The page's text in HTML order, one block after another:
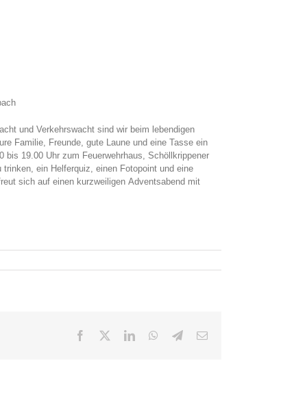
und Verkehrswacht sind wir beim lebendigen
Familie, Freunde, gute Laune und eine Tasse ein
bis 19.00 Uhr zum Feuerwehrhaus, Schöllkrippener
ein Helferquiz, einen Fotopoint und eine
sich auf einen kurzweiligen Adventsabend mit
Facebook LinkedInWhatsApp
Telegram
E-